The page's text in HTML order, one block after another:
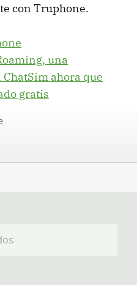
con Truphone.
una
ahora que
gratis